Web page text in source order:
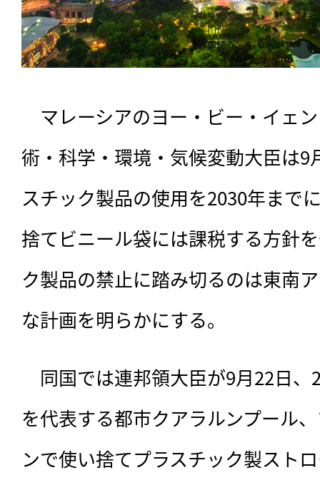
マレーシアのヨー・ビー・イェ
術・科学・環境・気候変動大臣は9
スチック製品の使用を2030年まで
捨てビニール袋には課税する方針
ク製品の禁止に踏み切るのは東南
な計画を明らかにする。
同国では連邦領大臣が9月22日、
を代表する都市クアラルンプール
ンで使い捨てプラスチック製スト